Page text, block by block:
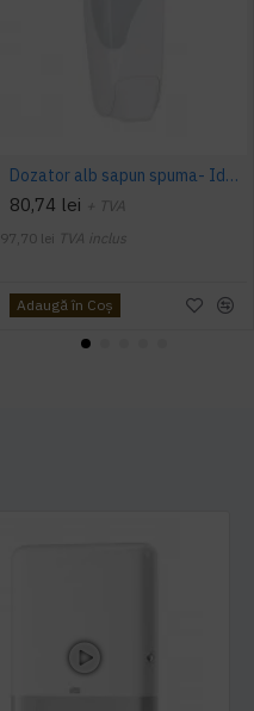
Dozator alb sapun spuma- Identity, LUCART, 1000 ml - functioneaza doar cu rezerve Lucart
80,74 lei + TVA
97,70 lei TVA inclus
Adaugă în Coş